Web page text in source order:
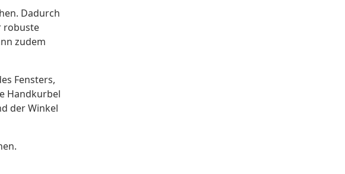
Dadurch
robuste
zudem
Fensters,
Handkurbel
der Winkel